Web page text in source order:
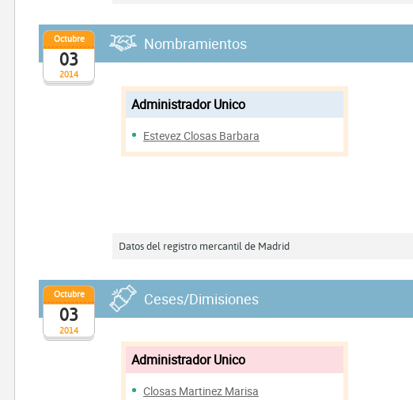
2014
Octubre
03
Nombramientos
Administrador Unico
Estevez Closas Barbara
Datos del registro mercantil de Madrid
2014
Octubre
03
Ceses/Dimisiones
Administrador Unico
Closas Martinez Marisa